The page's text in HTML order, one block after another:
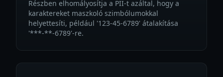
Részben elhomályosítja a PII-t azáltal, hogy a
karaktereket maszkoló szimbólumokkal
helyettesíti, például '123-45-6789' átalakítása
'***-**-6789'-re.